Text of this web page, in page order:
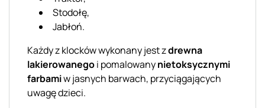
Stodołę,
Jabłoń.
Każdy z klocków wykonany jest zdrewna
lakierowanegoi pomalowanynietoksycznymi
farbamiw jasnych barwach, przyciągających
uwagę dzieci.